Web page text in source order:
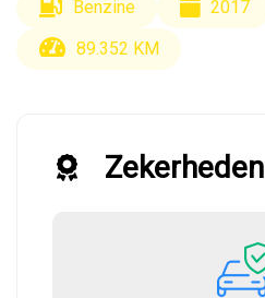
Benzine 2017
89.352 KM
Zekerheden